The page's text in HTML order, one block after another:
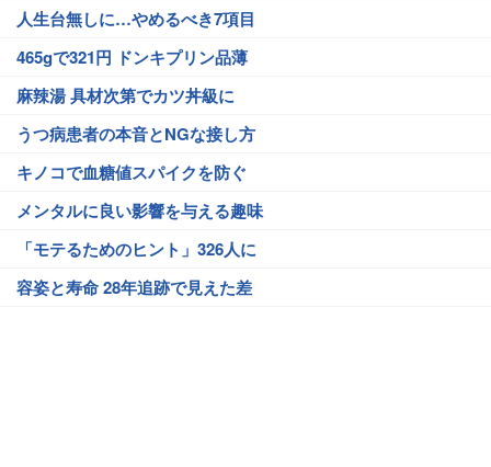
人生台無しに…やめるべき7項目
465gで321円 ドンキプリン品薄
麻辣湯 具材次第でカツ丼級に
うつ病患者の本音とNGな接し方
キノコで血糖値スパイクを防ぐ
メンタルに良い影響を与える趣味
「モテるためのヒント」326人に
容姿と寿命 28年追跡で見えた差